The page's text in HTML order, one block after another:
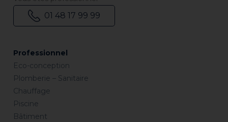
Professionnel
Eco-conception
Plomberie – Sanitaire
Chauffage
Piscine
Bâtiment
01 48 17 99 99